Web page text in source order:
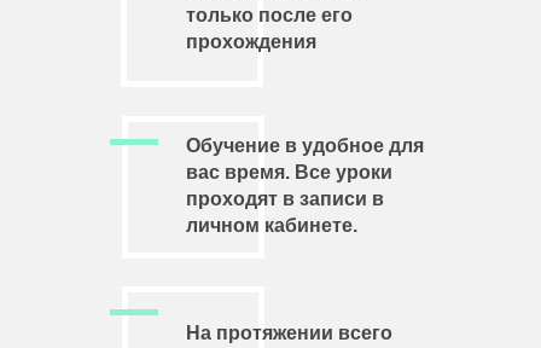
только после его
прохождения
На протяжении всего
Обучение в удобное для
вас время. Все уроки
проходят в записи в
личном кабинете.